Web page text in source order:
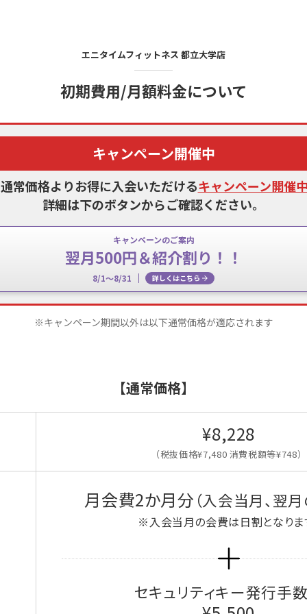
エニタイムフィットネス 都立大学店
初期費用/月額料金について
キャンペーン開催中
常価格よりお得に入会いただけるキャンペーン開催中
詳細は下のボタンからご確認ください。
キャンペーンのご案内
翌月500円＆紹介割り！！
8/1～8/31 詳しくはこちら
※キャンペーン期間以外は以下通常価格が適応されます
【通常価格】
¥8,228
（税抜価格¥7,480 消費税額等¥748）
月会費2か月分 （入会当月、翌
※入会当月の会費は日割となりま
セキュリティキー発行手